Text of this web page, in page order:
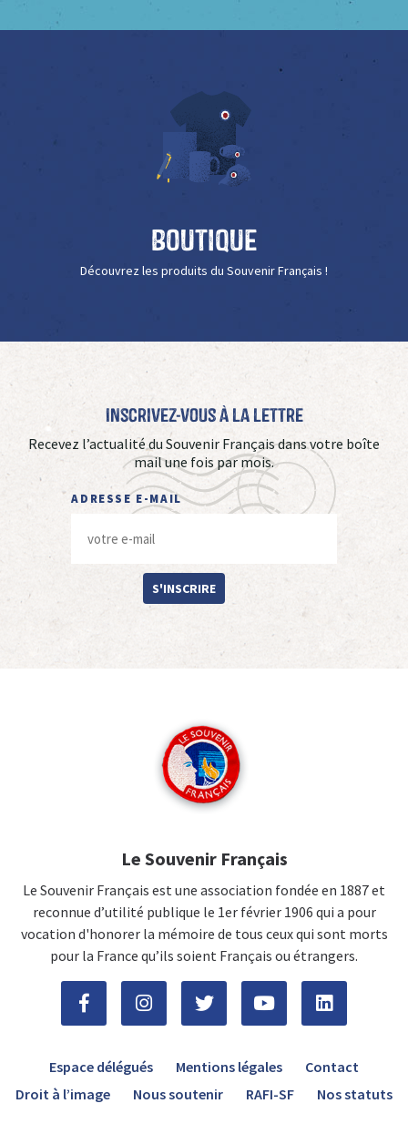
Boutique
Découvrez les produits du Souvenir Français !
Inscrivez-vous à La Lettre
Recevez l’actualité du Souvenir Français dans votre boîte
mail une fois par mois.
ADRESSE E-MAIL
S'INSCRIRE
Le Souvenir Français
Le Souvenir Français est une association fondée en 1887 et
reconnue d’utilité publique le 1er février 1906 qui a pour
vocation d'honorer la mémoire de tous ceux qui sont morts
pour la France qu’ils soient Français ou étrangers.
Espace délégués Mentions légales
Contact
Droit à l’image
Nous soutenir RAFI-SF Nos statuts